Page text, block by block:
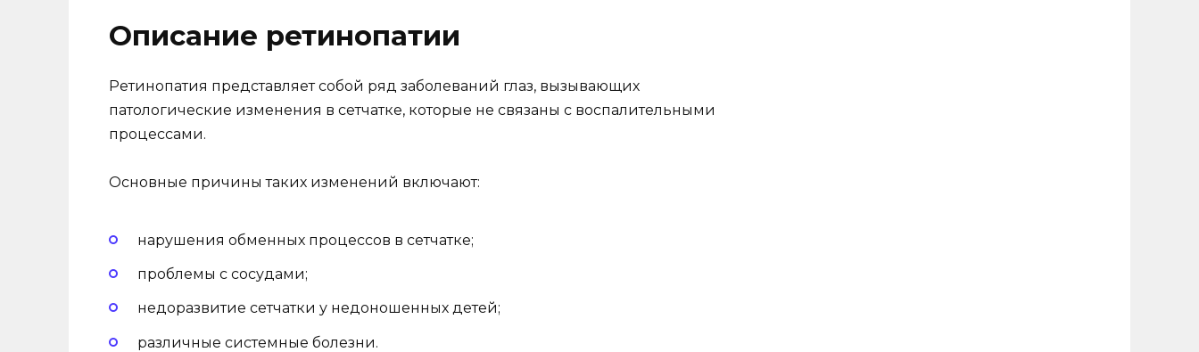
Описание ретинопатии
Ретинопатия представляет собой ряд заболеваний глаз, вызывающих
патологические изменения в сетчатке, которые не связаны с воспалительными
процессами.
Основные причины таких изменений включают:
нарушения обменных процессов в сетчатке;
проблемы с сосудами;
недоразвитие сетчатки у недоношенных детей;
различные системные болезни.